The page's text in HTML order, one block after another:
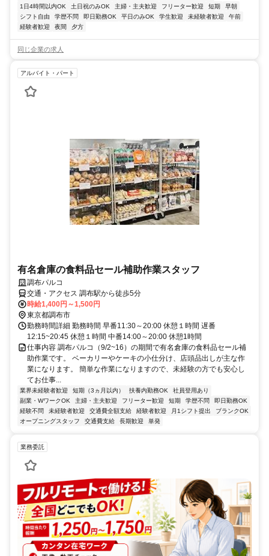
1日4時間以内OK
土日祝のみOK 主婦・主夫歓迎 フリーター歓迎 短期
早朝
シフト自由
学歴不問 即日勤務OK 平日のみOK 学生歓迎 未経験者歓迎
午前
経験者歓迎
夜間 夕方
同じ企業の求人
アルバイト・パート
有名倉庫の食料品セール補助作業スタッフ
調布パルコ
交通・アクセス 調布駅から徒歩5分
時給1,400円～1,500円
東京都調布市
勤務時間詳細 勤務時間 早番11:30～20:00 休憩１時間 遅番
12:15~20:45 休憩１時間 中番14:00～20:00 休憩1時間
仕事内容 調布パルコ（9/2~16）の期間で有名倉庫の食料品セール補
助作業です。 ベーカリーやケーキの小仕分け、店頭品出しが主な作
業になります。 簡単な作業になりますので、未経験の方でも安心し
てお仕事...
業界未経験者歓迎 短期（3ヵ月以内） 扶養内勤務OK
社員登用あり
副業・WワークOK
主婦・主夫歓迎 フリーター歓迎 短期 学歴不問
即日勤務OK
経験不問
未経験者歓迎 交通費全額支給 経験者歓迎 月1シフト提出
ブランクOK
オープニングスタッフ
交通費支給 長期歓迎 単発
業務委託